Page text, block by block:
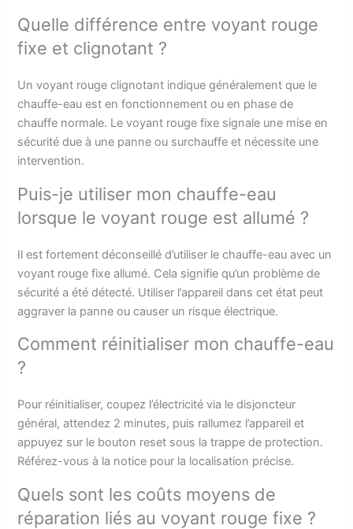
Quelle différence entre voyant rouge
fixe et clignotant ?
Un voyant rouge clignotant indique généralement que le
chauffe-eau est en fonctionnement ou en phase de
chauffe normale. Le voyant rouge fixe signale une mise en
sécurité due à une panne ou surchauffe et nécessite une
intervention.
Puis-je utiliser mon chauffe-eau
lorsque le voyant rouge est allumé ?
Il est fortement déconseillé d’utiliser le chauffe-eau avec un
voyant rouge fixe allumé. Cela signifie qu’un problème de
sécurité a été détecté. Utiliser l’appareil dans cet état peut
aggraver la panne ou causer un risque électrique.
Comment réinitialiser mon chauffe-eau
?
Pour réinitialiser, coupez l’électricité via le disjoncteur
général, attendez 2 minutes, puis rallumez l’appareil et
appuyez sur le bouton reset sous la trappe de protection.
Référez-vous à la notice pour la localisation précise.
Quels sont les coûts moyens de
réparation liés au voyant rouge fixe ?